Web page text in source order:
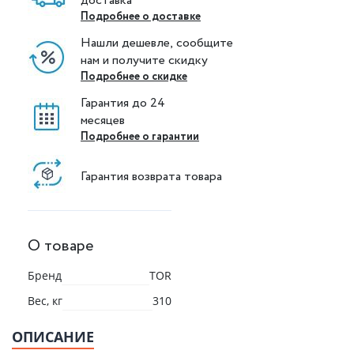
Подробнее о доставке
Нашли дешевле, сообщите
нам и получите скидку
Подробнее о скидке
Гарантия до 24
месяцев
Подробнее о гарантии
Гарантия возврата товара
О товаре
Бренд
TOR
Вес, кг
310
ОПИСАНИЕ